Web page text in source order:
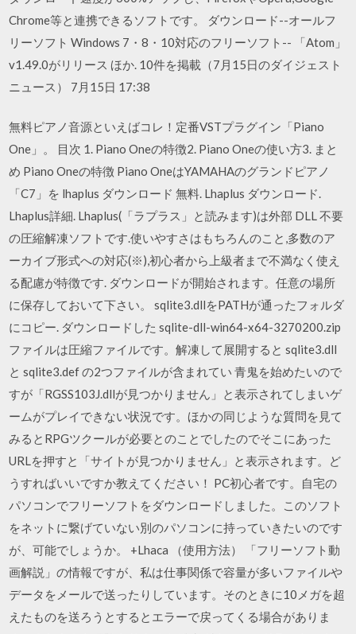
Chrome等と連携できるソフトです。 ダウンロード--オールフ
リーソフト Windows 7・8・10対応のフリーソフト-- 「Atom」
v1.49.0がリリース ほか. 10件を掲載（7月15日のダイジェスト
ニュース） 7月15日 17:38
無料ピアノ音源といえばコレ！定番VSTプラグイン「Piano
One」。 目次 1. Piano Oneの特徴2. Piano Oneの使い方3. まと
め Piano Oneの特徴 Piano OneはYAMAHAのグランドピアノ
「C7」を lhaplus ダウンロード 無料. Lhaplus ダウンロード.
Lhaplus詳細. Lhaplus(「ラプラス」と読みます)は外部 DLL 不要
の圧縮解凍ソフトです.使いやすさはもちろんのこと,多数のア
ーカイブ形式への対応(※),初心者から上級者まで不満なく使え
る配慮が特徴です. ダウンロードが開始されます。任意の場所
に保存しておいて下さい。 sqlite3.dllをPATHが通ったフォルダ
にコピー. ダウンロードした sqlite-dll-win64-x64-3270200.zip
ファイルは圧縮ファイルです。解凍して展開すると sqlite3.dll
と sqlite3.def の2つファイルが含まれてい 青鬼を始めたいので
すが「RGSS103J.dllが見つかりません」と表示されてしまいゲ
ームがプレイできない状況です。ほかの同じような質問を見て
みるとRPGツクールが必要とのことでしたのでそこにあった
URLを押すと「サイトが見つかりません」と表示されます。ど
うすればいいですか教えてください！ PC初心者です。自宅の
パソコンでフリーソフトをダウンロードしました。このソフト
をネットに繋げていない別のパソコンに持っていきたいのです
が、可能でしょうか。 +Lhaca （使用方法） 「フリーソフト動
画解説」の情報ですが、私は仕事関係で容量が多いファイルや
データをメールで送ったりしています。そのときに10メガを超
えたものを送ろうとするとエラーで戻ってくる場合がありま